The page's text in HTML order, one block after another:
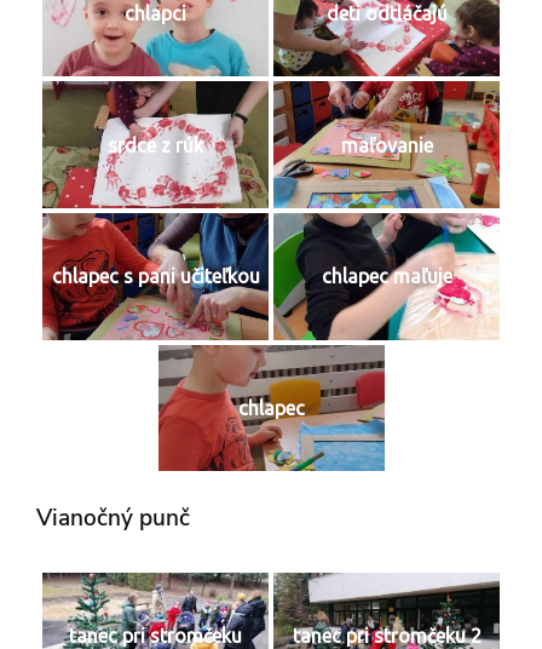
chlapci deti odtláčajú
srdce z rúk maľovanie
chlapec s pani učiteľkou chlapec maľuje
chlapec
Vianočný punč
tanec pri stromčeku tanec pri stromčeku 2